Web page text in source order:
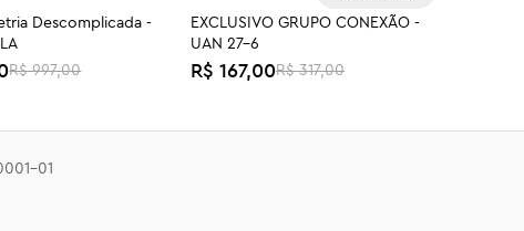
Descomplicada -
R$ 997,00
-47%
EXCLUSIVO GRUPO CONEXÃO -
UAN 27-6
R$ 167,00R$ 317,00
01